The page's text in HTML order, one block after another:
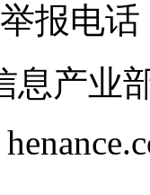
报电话
息产业